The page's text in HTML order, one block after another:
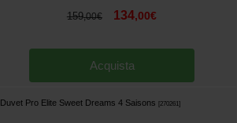
159,00€ 134,00€
Acquista
Duvet Pro Elite Sweet Dreams 4 Saisons 270261]